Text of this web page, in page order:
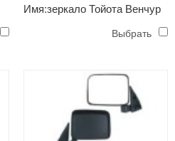
Имя:зеркало Тойота Венчур
Выбрать